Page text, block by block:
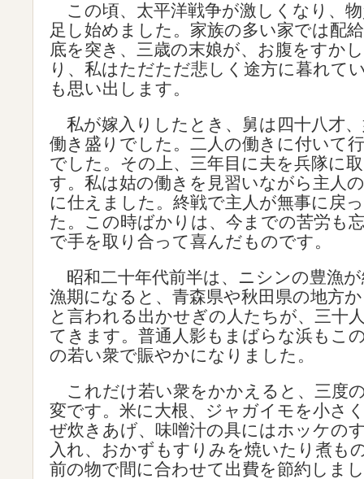
この頃、太平洋戦争が激しくなり、
足し始めました。家族の多い家では配
底を突き、三歳の末娘が、お腹をすか
り、私はただただ悲しく途方に暮れて
も思い出します。
私が嫁入りしたとき、舅は四十八才
働き盛りでした。二人の働きに付いて
でした。その上、三年目に夫を兵隊に
す。私は姑の働きを見習いながら主人
に仕えました。終戦で主人が無事に戻
た。この時ばかりは、今までの苦労も
で手を取り合って喜んだものです。
昭和二十年代前半は、ニシンの豊漁
漁期になると、青森県や秋田県の地方
と言われる出かせぎの人たちが、三十
てきます。普通人影もまばらな浜もこ
の若い衆で賑やかになりました。
これだけ若い衆をかかえると、三度
変です。米に大根、ジャガイモを小さ
ぜ炊きあげ、味噌汁の具にはホッケの
入れ、おかずもすりみを焼いたり煮も
前の物で間に合わせて出費を節約しま